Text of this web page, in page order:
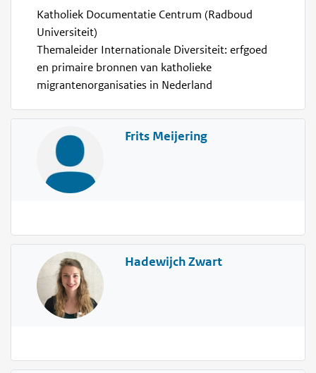
Katholiek Documentatie Centrum (Radboud
Universiteit)
Themaleider Internationale Diversiteit: erfgoed
en primaire bronnen van katholieke
migrantenorganisaties in Nederland
Frits Meijering
Hadewijch Zwart